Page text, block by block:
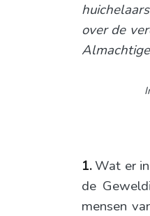
over de
1.Wat er
de
mensen